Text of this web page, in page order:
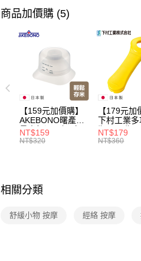
商品加價購 (5)
【159元加價購】
AKEBONO曙產業
量米杯漏斗組(白)/
量米杯/米桶/量米
NT$159
NT$320
【179元加
下村工業多
瓶器/開瓶器
用品/料理道
NT$179
NT$360
相關分類
舒緩小物 按摩 經絡 按摩